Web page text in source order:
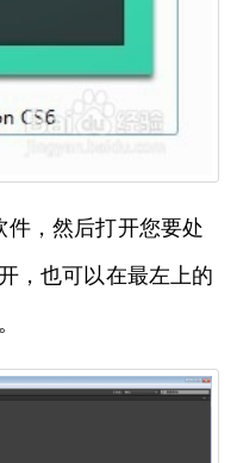
件，然后打开您要处
，也可以在最左上的